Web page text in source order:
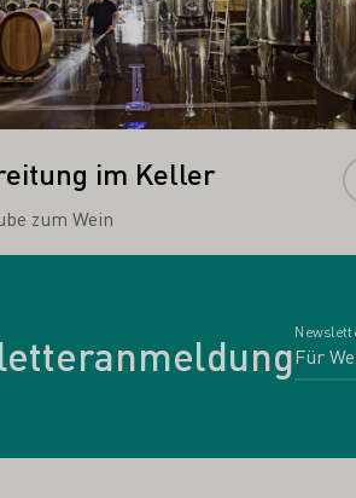
im Keller
zum Wein